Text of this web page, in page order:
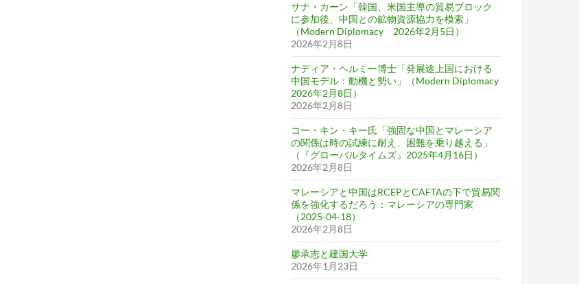
サナ・カーン「韓国、米国主導の貿易ブロック
に参加後、中国との鉱物資源協力を模索」
（Modern Diplomacy 2026年2月5日）
2026年2月8日
ナディア・ヘルミー博士「発展途上国における
中国モデル：動機と勢い」（Modern Diplomacy
2026年2月8日）
2026年2月8日
コー・キン・キー氏「強固な中国とマレーシア
の関係は時の試練に耐え、困難を乗り越える」
（『グローバルタイムズ』2025年4月16日）
2026年2月8日
マレーシアと中国はRCEPとCAFTAの下で貿易関
係を強化するだろう：マレーシアの専門家
（2025-04-18）
2026年2月8日
廖承志と建国大学
2026年1月23日